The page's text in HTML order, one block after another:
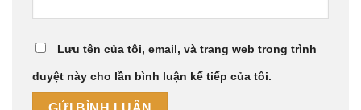
Lưu tên của tôi, email, và trang web trong trình
duyệt này cho lần bình luận kế tiếp của tôi.